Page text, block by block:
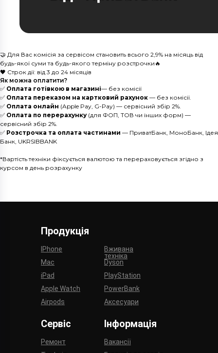
🤝 Для Вас комісія за сервісом становить всього 2,9% на місяць від
будь-якої суми та будь-якого терміну розстрочки🔥
🖤 Строк дії: від 3 до 24 місяців
Як можна оплатити?
✅ Оплата готівкою в магазині— без комісії
✅ Оплата переказом на картковий рахунок — без комісії.
✅ Оплата онлайн (Apple Pay, G-Pay) — сервісний збір 2%.
✅ Оплата по перерахунку (для ФОП, ТОВ чи інших форм) —
сервісний збір 2%.
✅ Розстрочка та оплата частинами — ПриватБанк, МоноБанк, Ідея
Банк, UKRSIBBANK
*Вартість техніки фіксується валютою та перераховується згідно з
курсом в день розрахунку
Продукція
IPhone
Mac
iPad
Apple Watch
Airpods
Вживана
техніка
Dyson
PlayStation
PowerBank
Аксесуари
Сервіс
Ремонт
Інформація
Вакансії